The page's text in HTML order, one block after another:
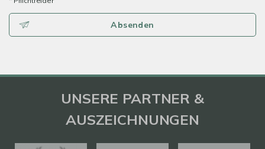
Absenden
UNSERE PARTNER &
AUSZEICHNUNGEN